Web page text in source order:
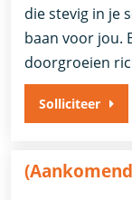
die stevig in je
baan voor jou.
doorgroeien
Solliciteer